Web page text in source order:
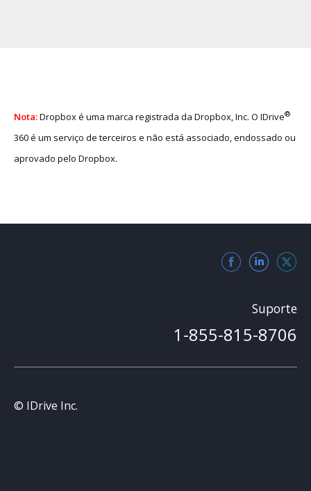
Nota:Dropbox é uma marca registrada da Dropbox, Inc. O IDrive®
360 é um serviço de terceiros e não está associado, endossado ou
aprovado pelo Dropbox.
Suporte
1-855-815-8706
© IDrive Inc.